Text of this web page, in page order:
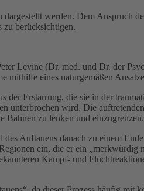
werden. Dem Anspruch
zu berücksichtigen.
Levine (Dr. med. und Dr. der
mithilfe eines naturgemäßen
Erstarrung, die sie in der
unterbrochen wird. Die
Bahnen zu lenken und einzugrenzen.
Auftauens danach zu einem
ein, die er ein „merkwürdig
Kampf- und